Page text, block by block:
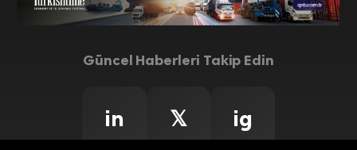
Güncel Haberleri Takip Edin
in 𝕏 ig